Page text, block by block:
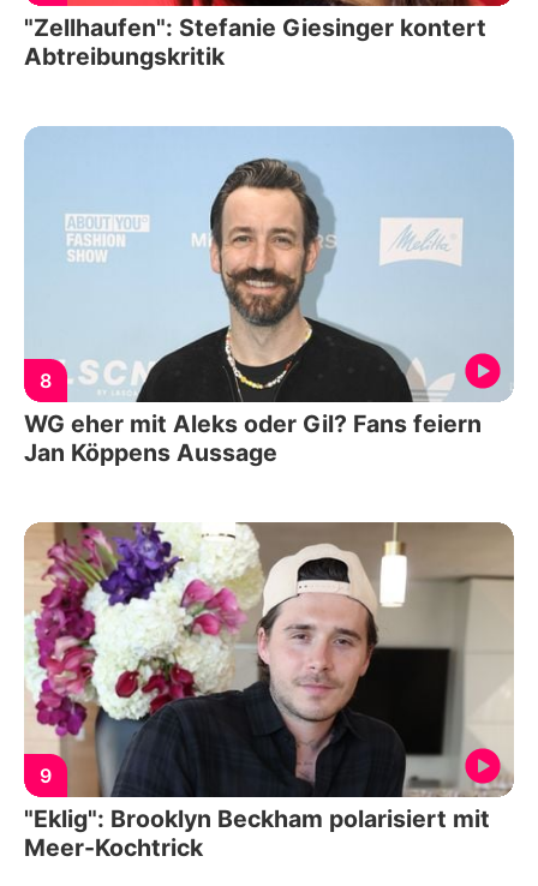
"Zellhaufen": Stefanie Giesinger kontert
Abtreibungskritik
8
WG eher mit Aleks oder Gil? Fans feiern
Jan Köppens Aussage
9
"Eklig": Brooklyn Beckham polarisiert mit
Meer-Kochtrick